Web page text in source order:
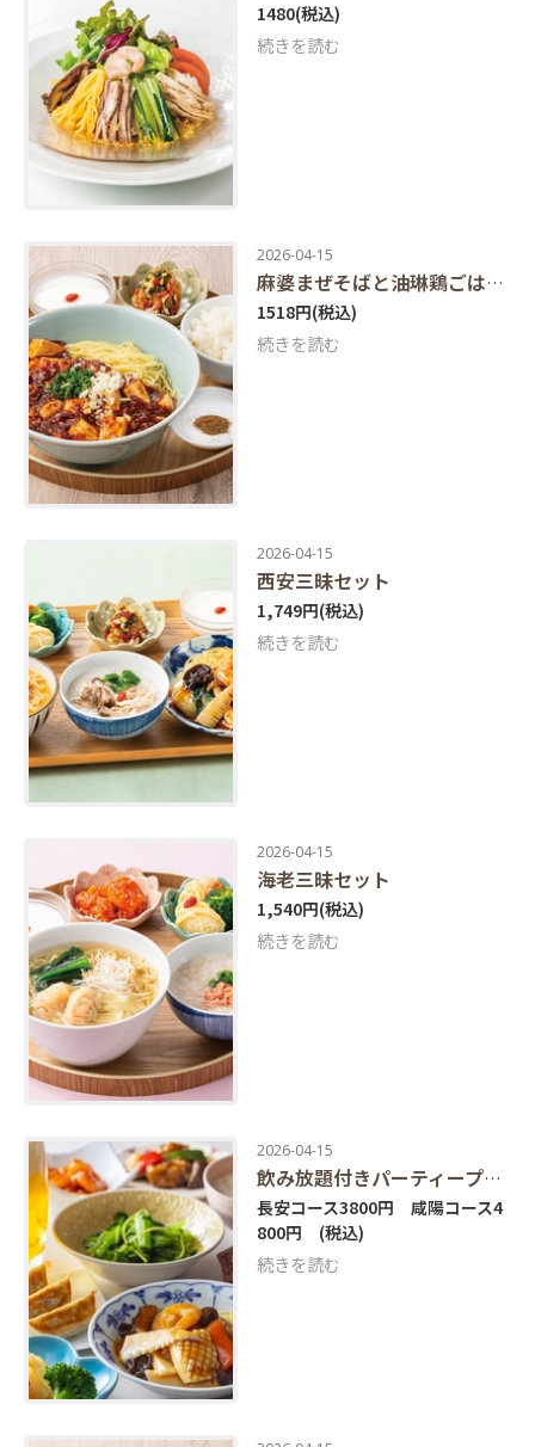
1480(税込)
続きを読む
2026-04-15
麻婆まぜそばと油琳鶏ごはんセット
1518円(税込)
続きを読む
2026-04-15
西安三昧セット
1,749円(税込)
続きを読む
2026-04-15
海老三昧セット
1,540円(税込)
続きを読む
2026-04-15
飲み放題付きパーティープラン
長安コース3800円 咸陽コース4
800円 (税込)
続きを読む